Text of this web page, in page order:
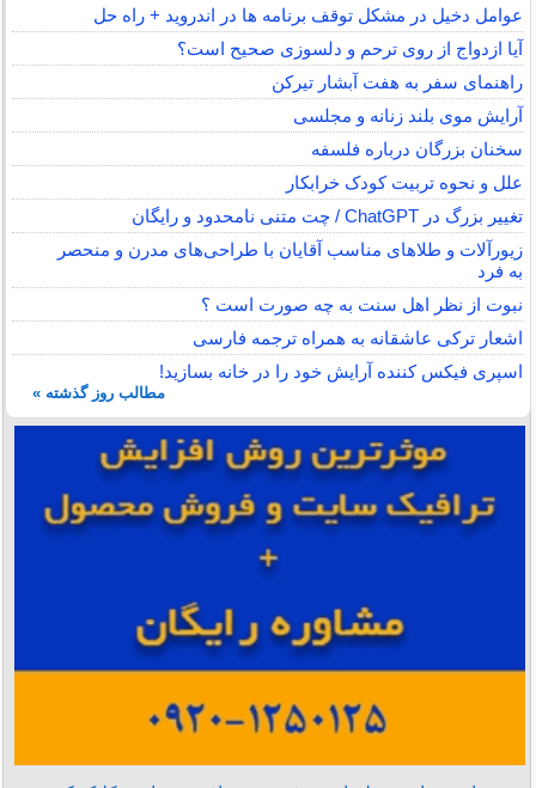
عوامل دخیل در مشکل توقف برنامه ها در اندروید + راه حل
آیا ازدواج از روی ترحم و دلسوزی صحیح است؟
راهنمای سفر به هفت آبشار تیرکن
آرایش موی بلند زنانه و مجلسی
سخنان بزرگان درباره فلسفه
علل و نحوه تربیت کودک خرابکار
تغییر بزرگ در ChatGPT / چت متنی نامحدود و رایگان
زیورآلات و طلاهای مناسب آقایان با طراحی‌های مدرن و منحصر
به فرد
نبوت از نظر اهل سنت به چه صورت است ؟
اشعار ترکی عاشقانه به همراه ترجمه فارسی
اسپری فیکس کننده آرایش خود را در خانه بسازید!
مطالب روز گذشته »